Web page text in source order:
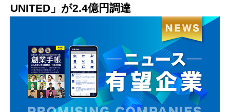
UNITED」が2.4億円調達